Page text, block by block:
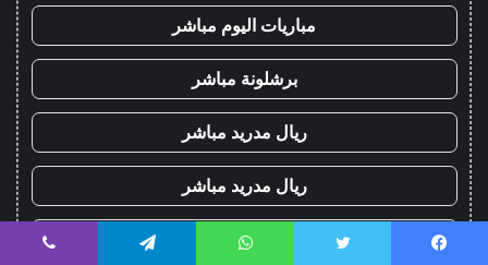
مباريات اليوم مباشر
برشلونة مباشر
ريال مدريد مباشر
ريال مدريد مباشر
يلا شوت